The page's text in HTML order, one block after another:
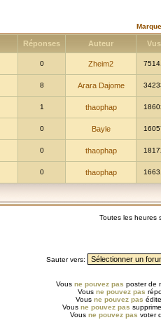
Réponses Auteur Vus
0 Zheim2
8 Arara Dajome
1 thaophap
0 Bayle
0 thaophap
0 thaophap
Toutes les heures
Sauter vers:
Vous ne pouvez pas poster de
Vous ne pouvez pas
Vous ne pouvez pas
Vous ne pouvez pas
Vous ne pouvez pas voter